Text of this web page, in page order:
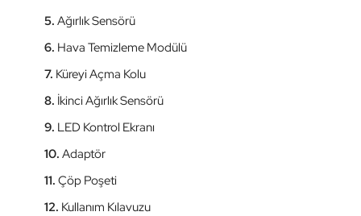
5. Ağırlık Sensörü
6. Hava Temizleme Modülü
7. Küreyi Açma Kolu
8. İkinci Ağırlık Sensörü
9. LED Kontrol Ekranı
10. Adaptör
11. Çöp Poşeti
12. Kullanım Kılavuzu